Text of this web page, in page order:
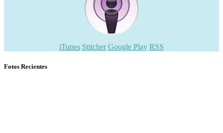
iTunes Stitcher Google Play RSS
Fotos Recientes